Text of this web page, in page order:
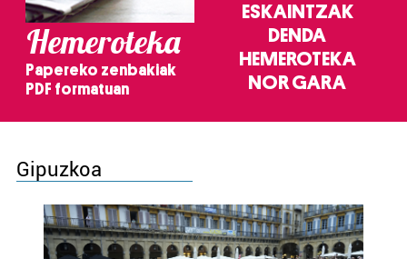
Hemeroteka
Papereko zenbakiak
PDF formatuan
ESKAINTZAK
DENDA
HEMEROTEKA
NOR GARA
Gipuzkoa